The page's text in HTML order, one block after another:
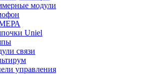
модули
Uniel
связи
управления